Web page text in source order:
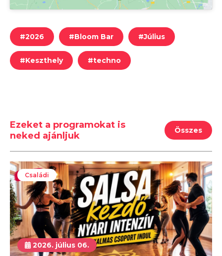
#2026 #Bloom Bar #Július
#Keszthely #techno
Ezeket a programokat is
neked ajánljuk
Összes
Családi
2026. július 06.